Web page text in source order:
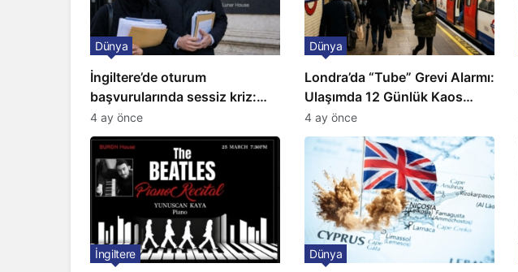
İngiltere’de oturum
başvurularında sessiz kriz:
Büyükelçilikten açıklama!
Dünya
4 ay önce
Londra’da “Tube” Grevi Alarmı:
Ulaşımda 12 Günlük Kaos
Kapıda
Dünya
4 ay önce
İngiltere Dünya